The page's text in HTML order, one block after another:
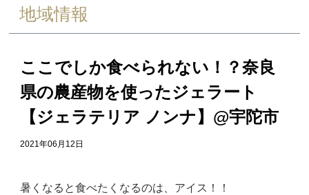
地域情報
ここでしか食べられない！？奈良
県の農産物を使ったジェラート
【ジェラテリア ノンナ】@宇陀市
2021年06月12日
暑くなると食べたくなるのは、アイス！！